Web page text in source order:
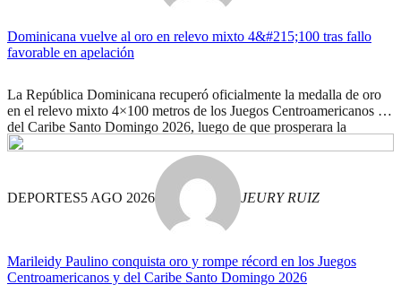
Dominicana vuelve al oro en relevo mixto 4&#215;100 tras fallo
favorable en apelación
La República Dominicana recuperó oficialmente la medalla de oro
en el relevo mixto 4×100 metros de los Juegos Centroamericanos y
del Caribe Santo Domingo 2026, luego de que prosperara la
apelación presentada por la delegación nacional ante la decisión que
había alterado el resultado inicial. La prueba disputada el martes
tuvo una modificación en la […]
DEPORTES5 AGO 2026 JEURY RUIZ
Marileidy Paulino conquista oro y rompe récord en los Juegos
Centroamericanos y del Caribe Santo Domingo 2026